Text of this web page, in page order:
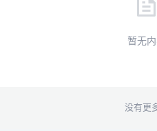
暂无
没有更